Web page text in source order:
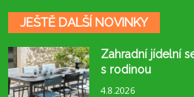
JEŠTĚ DALŠÍ NOVINKY
Zahradní jídelní
s rodinou
4.8.2026